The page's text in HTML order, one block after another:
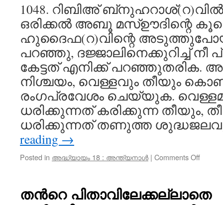
1048. റിബിഅ് ബ്‌നുഹറാശ്‌(റ)വിൽ
ഒരിക്കൽ അബൂ മസ്ഊദിന്റെ
ഹുദൈഫ(റ)വിന്റെ
പറഞ്ഞു, ദജ്ജാലിനെക്കുറിച്ച് നീ
കേട്ടത് എനിക്ക് പറഞ്ഞുതരിക.
നിശ്ചയം, വെള്ളവും തീയും
രംഗപ്രവേശം ചെയ്യുക.
ധരിക്കുന്നത് കരിക്കുന്ന തീയും,
ധരിക്കുന്നത് തണുത്ത
reading →
Posted in അദ്ധ്യായം 18 : അന്ത്യനാൾ | Comments Offon
തന്‍റെ പിതാവിലേക്കല്ലാതെ